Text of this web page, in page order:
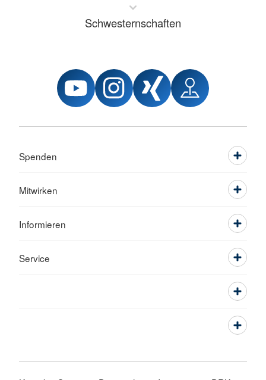
Schwesternschaften
Spenden
Mitwirken
Informieren
Service